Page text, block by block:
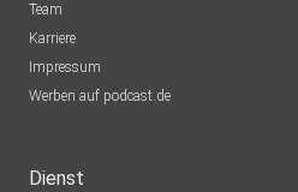
Team
Karriere
Impressum
Werben auf podcast.de
Dienst